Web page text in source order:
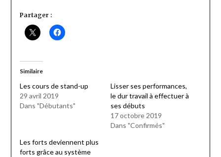
Partager :
Similaire
Les cours de stand-up
29 avril 2019
Dans "Débutants"
Lisser ses performances,
le dur travail à effectuer à
ses débuts
17 octobre 2019
Dans "Confirmés"
Les forts deviennent plus
forts grâce au système